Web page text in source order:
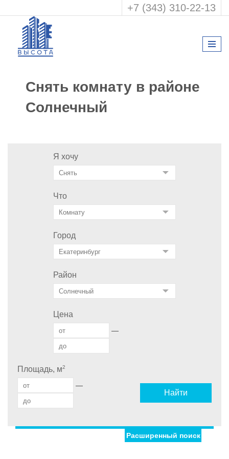
+7 (343) 310-22-13
Снять комнату в районе
Солнечный
Я хочу
Что
Город
Район
Цена
—
Площадь, м2
—
Найти
Дом
Расширенный поиск